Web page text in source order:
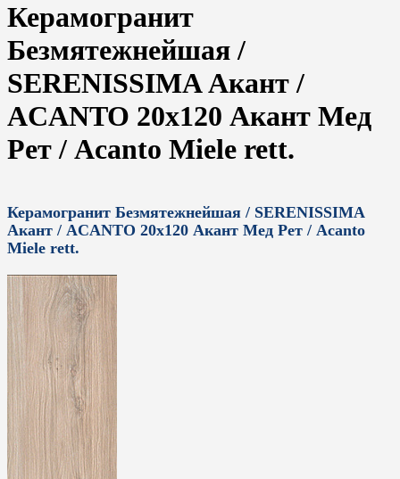
Керамогранит
Безмятежнейшая /
SERENISSIMA Акант /
ACANTO 20x120 Акант Мед
Рет / Acanto Miele rett.
Керамогранит Безмятежнейшая / SERENISSIMA
Акант / ACANTO 20x120 Акант Мед Рет / Acanto
Miele rett.